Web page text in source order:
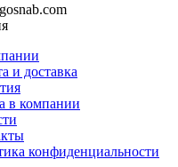
и доставка
в компании
конфиденциальности